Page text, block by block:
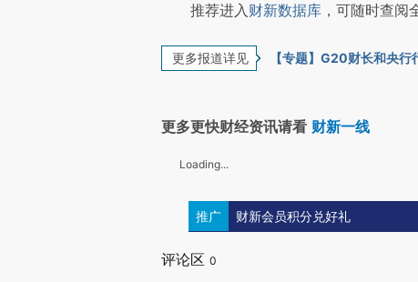
推荐进入财新数据库 ，可随时查阅
更多报道详见 【专题】G20财长和央行
更多更快财经资讯请看 财新一线
Loading...
推广 财新会员积分兑好礼
评论区 0